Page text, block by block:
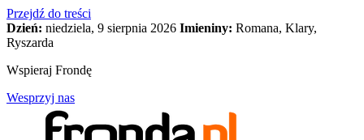
Przejdź do treści
Dzień: niedziela, 9 sierpnia 2026 Imieniny: Romana, Klary,
Ryszarda
Wspieraj Frondę
Wesprzyj nas